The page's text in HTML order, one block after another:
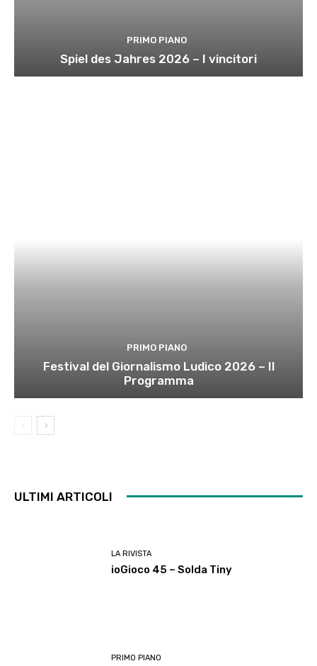
PRIMO PIANO
Spiel des Jahres 2026 – I vincitori
PRIMO PIANO
Festival del Giornalismo Ludico 2026 – Il
Programma
ULTIMI ARTICOLI
LA RIVISTA
ioGioco 45 – Solda Tiny
PRIMO PIANO